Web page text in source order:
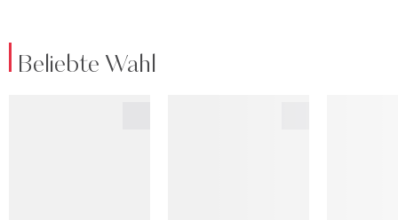
Beliebte Wahl